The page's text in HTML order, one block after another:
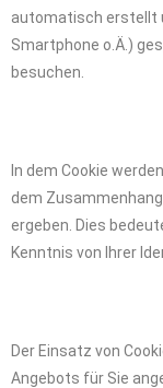
automatisch erstellt
Smartphone o.Ä.)
besuchen.
In dem Cookie
dem
ergeben. Dies
Kenntnis von Ihrer
Der Einsatz von
Angebots für Sie